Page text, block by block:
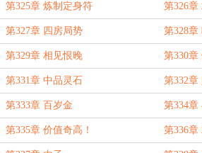
第325章 炼制定身符 第326章
第327章 四房局势 第328章
第329章 相见恨晚 第330章
第331章 中品灵石 第332章
第333章 百岁金 第334章
第335章 价值奇高！ 第336章